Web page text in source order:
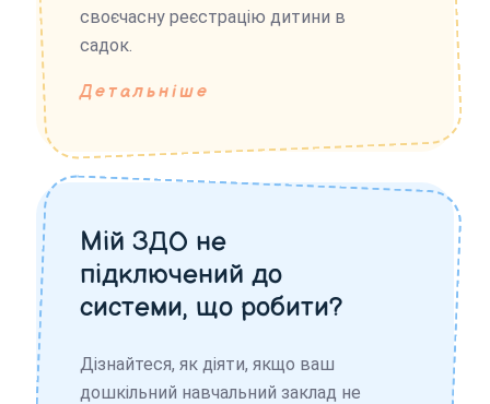
своєчасну реєстрацію дитини в
садок.
Детальніше
Мій ЗДО не
підключений до
системи, що робити?
Дізнайтеся, як діяти, якщо ваш
дошкільний навчальний заклад не